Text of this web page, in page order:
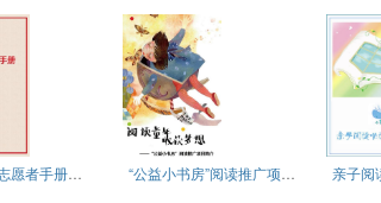
公益小书房志愿者手册（第11次修订版） “公益小书房”阅读推广项目简介